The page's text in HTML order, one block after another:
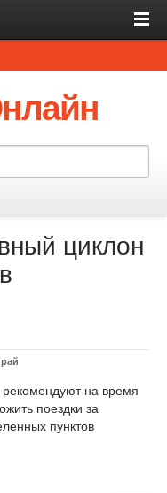
циклон
на время
поездки за
пунктов